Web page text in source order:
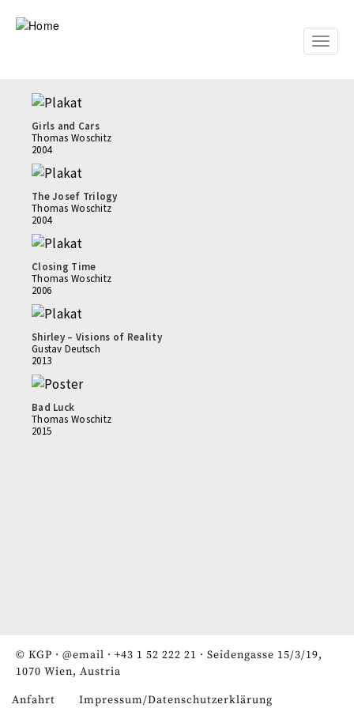
Toggle
Girls and Cars
Thomas Woschitz
2004
The Josef Trilogy
Thomas Woschitz
2004
Closing Time
Thomas Woschitz
2006
Shirley – Visions of Reality
Gustav Deutsch
2013
Bad Luck
Thomas Woschitz
2015
© KGP · @email · +43 1 52 222 21 · Seidengasse 15/3/19,
1070 Wien, Austria
Anfahrt Impressum/Datenschutzerklärung